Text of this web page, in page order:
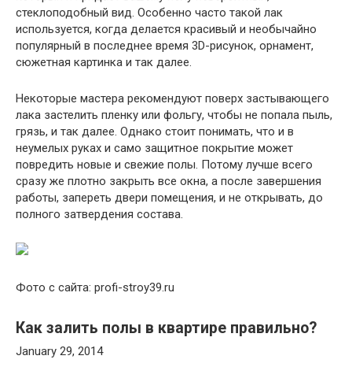
стеклоподобный вид. Особенно часто такой лак
используется, когда делается красивый и необычайно
популярный в последнее время 3D-рисунок, орнамент,
сюжетная картинка и так далее.
Некоторые мастера рекомендуют поверх застывающего
лака застелить пленку или фольгу, чтобы не попала пыль,
грязь, и так далее. Однако стоит понимать, что и в
неумелых руках и само защитное покрытие может
повредить новые и свежие полы. Потому лучше всего
сразу же плотно закрыть все окна, а после завершения
работы, запереть двери помещения, и не открывать, до
полного затвердения состава.
Фото с сайта: profi-stroy39.ru
Как залить полы в квартире правильно?
January 29, 2014